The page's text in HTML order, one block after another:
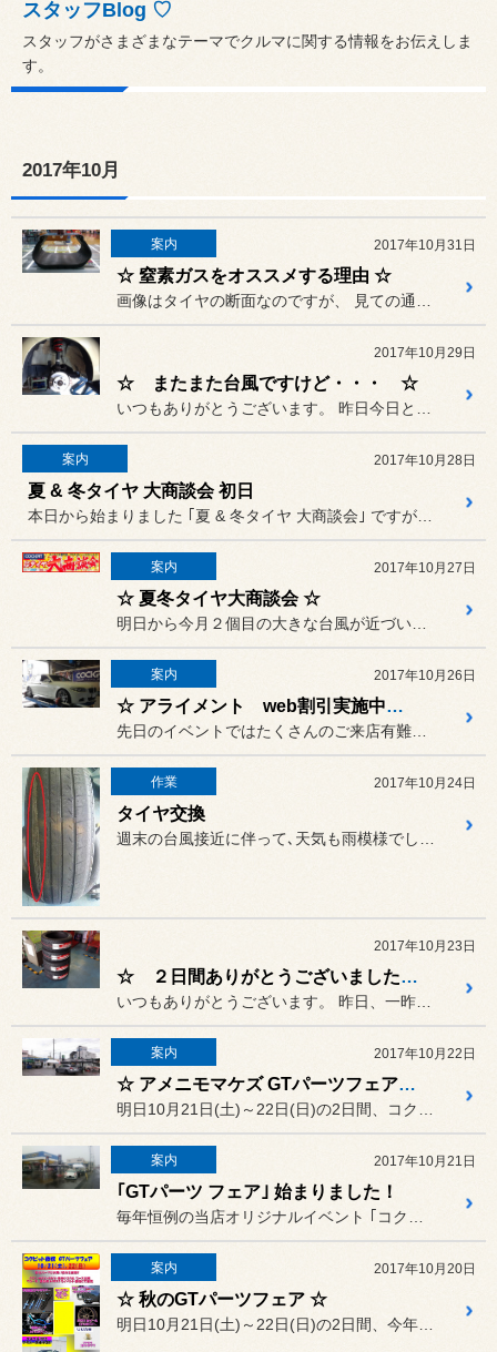
スタッフBlog ♡
スタッフがさまざまなテーマでクルマに関する情報をお伝えしま
す。
2017年10月
案内 2017年10月31日
☆ 窒素ガスをオススメする理由 ☆
2017年10月29日
☆ またまた台風ですけど・・・ ☆
案内 2017年10月28日
夏 & 冬タイヤ 大商談会 初日
案内 2017年10月27日
☆ 夏冬タイヤ大商談会 ☆
案内 2017年10月26日
☆ アライメント web割引実施中です ☆
作業 2017年10月24日
タイヤ交換
2017年10月23日
☆ ２日間ありがとうございました ☆
案内 2017年10月22日
☆ アメニモマケズ GTパーツフェア やってます！！ ☆
案内 2017年10月21日
｢GTパーツ フェア｣ 始まりました！
案内 2017年10月20日
☆ 秋のGTパーツフェア ☆